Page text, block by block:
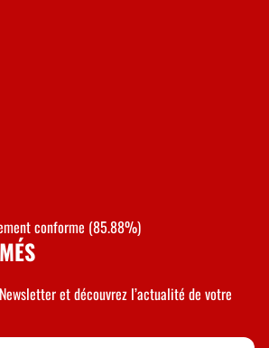
conforme (85.88%)
et découvrez l’actualité de votre